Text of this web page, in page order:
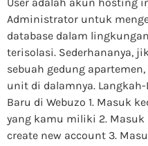
Administrator untuk
database dalam
terisolasi. Sederhananya,
sebuah gedung
unit di dalamnya.
Baru di Webuzo 1. Masuk
yang kamu miliki 2.
create new account 3.